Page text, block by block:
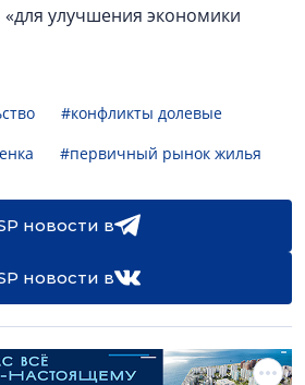
улучшения экономики
#конфликты долевые
#первичный рынок жилья
новости в
новости в